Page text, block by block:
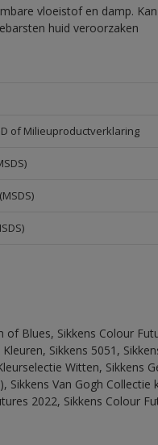
vloeistof en damp.
huid veroorzaken
of Milieuproductverklaring
Blues, Sikkens Colour
Sikkens 5051,
Witten, Sikkens
Sikkens Van Gogh
2022, Sikkens Colour